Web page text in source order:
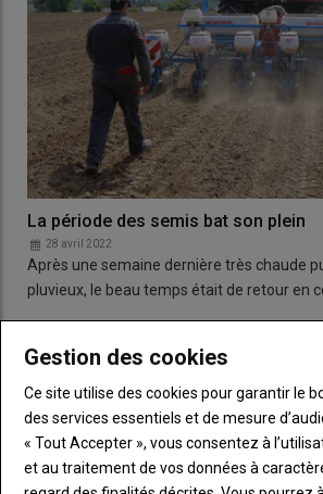
La période des semis bat son plein
28 avril 2022
Après une semaine dernière très chaude
pluvieux, le beau temps était de retour en
Gestion des cookies
Ce site utilise des cookies pour garantir le
des services essentiels et de mesure
« Tout Accepter », vous consentez à
et au traitement de vos données à